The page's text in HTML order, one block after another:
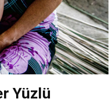
Yüzlü